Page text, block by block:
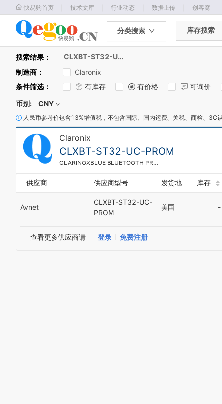
快易购首页 技术文库 行业动态 数据上传 创客窝
分类搜索 库存搜索
搜索结果：
CLXBT-ST32-UC-PROM
制造商 ：
Claronix
条件筛选： 有库存 有价格
可询价
币别:
CNY
人民币参考价包含13%增值税，不包含国际、国内运费、关税、商检、3C
Claronix
CLXBT-ST32-UC-PROM
CLARINOXBLUE BLUETOOTH PROTOCOL STACK - MULTIPLE PROFILE
供应商 供应商型号 发货地 库存
Avnet
CLXBT-ST32-UC-
PROM
美国 -
查看更多供应商请 登录 免费注册